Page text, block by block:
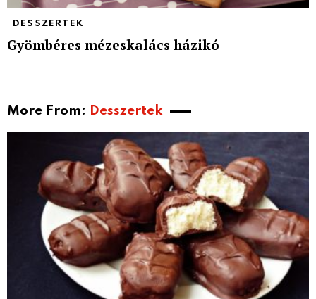
DESSZERTEK
Gyömbéres mézeskalács házikó
More From: Desszertek